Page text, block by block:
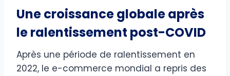
Une croissance globale après
le ralentissement post-COVID
Après une période de ralentissement en
2022, le e-commerce mondial a repris des